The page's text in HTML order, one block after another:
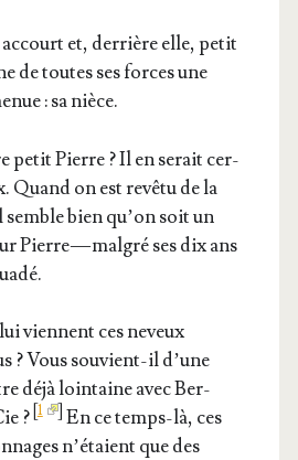
et, der­rière elle, petit
de toutes ses forces une
: sa nièce.
petit Pierre ? Il en serait cer­
Quand on est revê­tu de la
bien qu’on soit un
Pierre — mal­gré ses dix ans
viennent ces neveux
? Vous sou­vient-il d’une
déjà loin­taine avec Ber­
? [1 ] En ce temps-là, ces
n’é­taient que des